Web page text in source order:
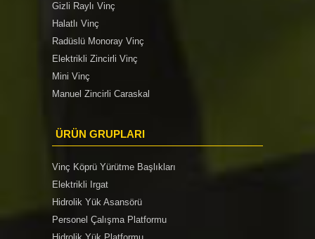
Gizli Raylı Vinç
Halatlı Vinç
Radüslü Monoray Vinç
Elektrikli Zincirli Vinç
Mini Vinç
Manuel Zincirli Caraskal
ÜRÜN GRUPLARI
Vinç Köprü Yürütme Başlıkları
Elektrikli Irgat
Hidrolik Yük Asansörü
Personel Çalışma Platformu